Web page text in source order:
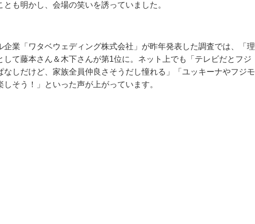
とも明かし、会場の笑いを誘っていました。
企業「ワタベウェディング株式会社」が昨年発表した調査では、「理
して藤本さん＆木下さんが第1位に。ネット上でも「テレビだとフジ
なしだけど、家族全員仲良さそうだし憧れる」「ユッキーナやフジモ
しそう！」といった声が上がっています。